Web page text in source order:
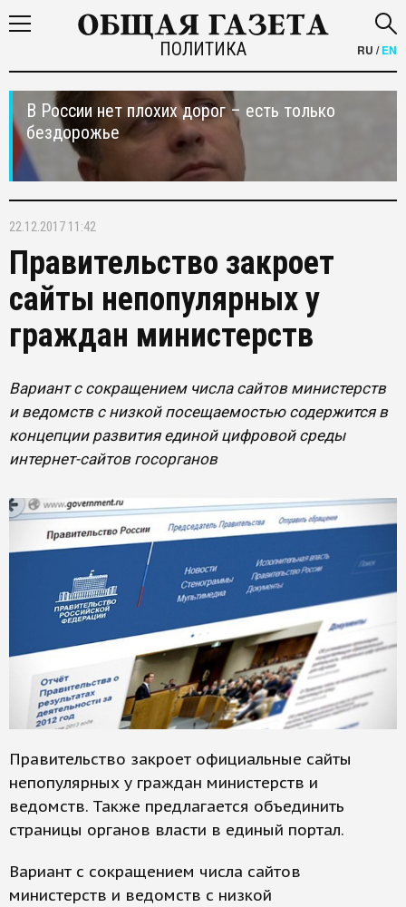
ПОЛИТИКА RU /EN
В России нет плохих дорог – есть только
бездорожье
22.12.2017 11:42
Правительство закроет
сайты непопулярных у
граждан министерств
Вариант с сокращением числа сайтов министерств
и ведомств с низкой посещаемостью содержится в
концепции развития единой цифровой среды
интернет-сайтов госорганов
Правительство закроет официальные сайты
непопулярных у граждан министерств и
ведомств. Также предлагается объединить
страницы органов власти в единый портал.
Вариант с сокращением числа сайтов
министерств и ведомств с низкой